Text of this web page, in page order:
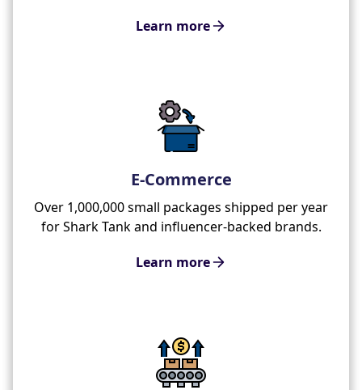
Learn more
E-Commerce
Over 1,000,000 small packages shipped per year
for Shark Tank and influencer-backed brands.
Learn more